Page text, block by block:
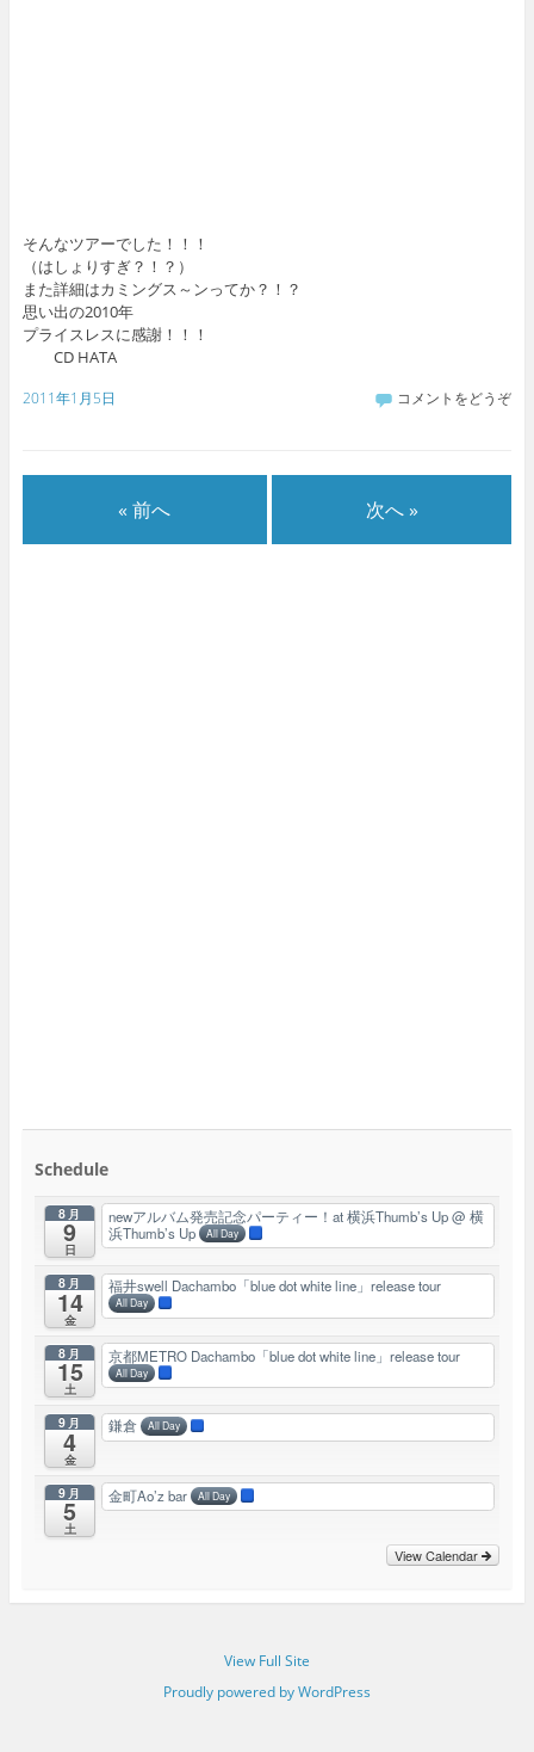
そんなツアーでした！！！
（はしょりすぎ？！？）
また詳細はカミングス～ンってか？！？
思い出の2010年
プライスレスに感謝！！！
CD HATA
2011年1月5日 コメントをどうぞ
« 前へ 次へ »
Schedule
8月
9
日
newアルバム発売記念パーティー！at 横浜Thumb’s Up@ 横
浜Thumb’s Up
All Day
8月
14
金
福井swell Dachambo「blue dot white line」release tour
All Day
8月
15
土
京都METRO Dachambo「blue dot white line」release tour
All Day
9月
4
金
鎌倉 All Day
9月
5
土
金町Ao’z bar All Day
View Calendar
View Full Site
Proudly powered by WordPress